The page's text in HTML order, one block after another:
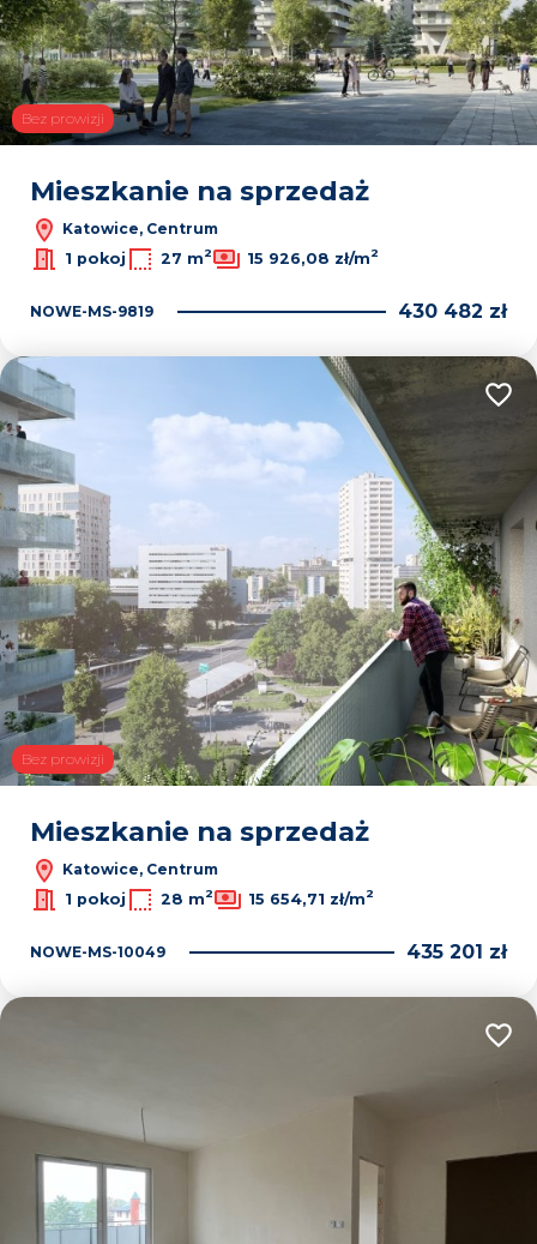
Bez prowizji
Mieszkanie na sprzedaż
Katowice, Centrum
1 pokoj
27 m2 15 926,08 zł/m2
NOWE-MS-9819 430 482 zł
Bez prowizji
Mieszkanie na sprzedaż
Katowice, Centrum
1 pokoj
28 m2 15 654,71 zł/m2
NOWE-MS-10049 435 201 zł